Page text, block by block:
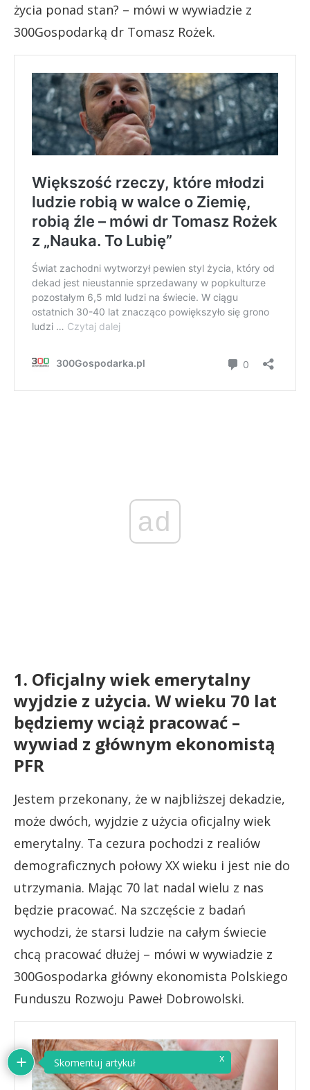
życia ponad stan? – mówi w wywiadzie z
300Gospodarką dr Tomasz Rożek.
ad
1. Oficjalny wiek emerytalny
wyjdzie z użycia. W wieku 70 lat
będziemy wciąż pracować –
wywiad z głównym ekonomistą
PFR
Jestem przekonany, że w najbliższej dekadzie,
może dwóch, wyjdzie z użycia oficjalny wiek
emerytalny. Ta cezura pochodzi z realiów
demograficznych połowy XX wieku i jest nie do
utrzymania. Mając 70 lat nadal wielu z nas
będzie pracować. Na szczęście z badań
wychodzi, że starsi ludzie na całym świecie
chcą pracować dłużej – mówi w wywiadzie z
300Gospodarka główny ekonomista Polskiego
Funduszu Rozwoju Paweł Dobrowolski.